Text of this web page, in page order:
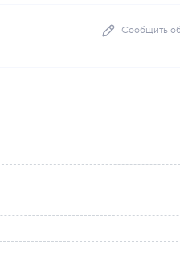
Сообщить